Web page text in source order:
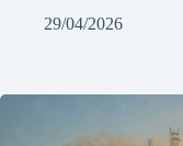
29/04/2026